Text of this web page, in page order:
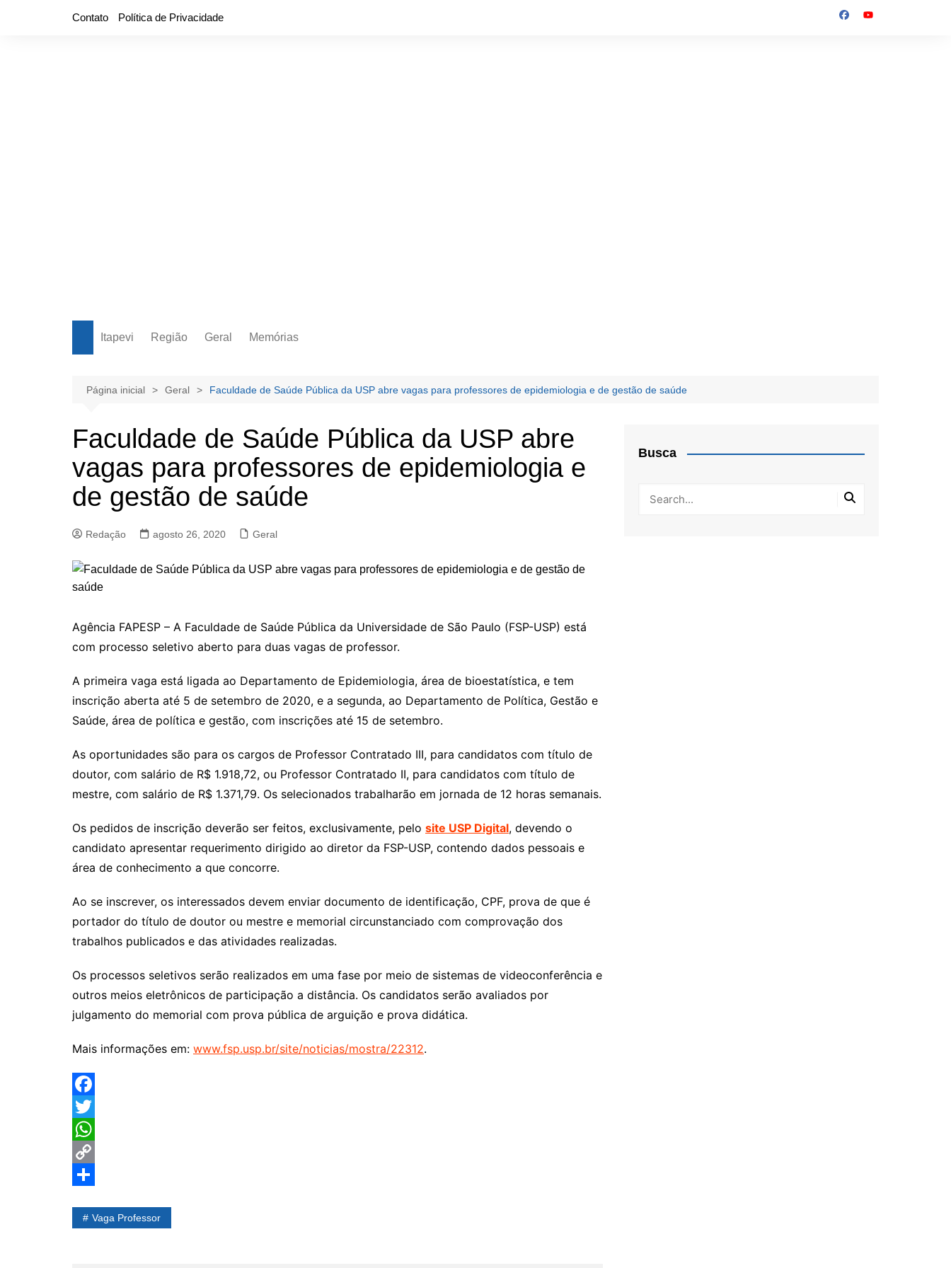
Contato Política de Privacidade
Itapevi Região Geral Memórias
Página inicial Geral Faculdade de Saúde Pública da USP abre vagas para professores de epidemiologia e de gestão de saúde
Faculdade de Saúde Pública da USP abre
vagas para professores de epidemiologia e
de gestão de saúde
Redação agosto 26, 2020 Geral
Agência FAPESP – A Faculdade de Saúde Pública da Universidade de São Paulo (FSP-USP) está
com processo seletivo aberto para duas vagas de professor.
A primeira vaga está ligada ao Departamento de Epidemiologia, área de bioestatística, e tem
inscrição aberta até 5 de setembro de 2020, e a segunda, ao Departamento de Política, Gestão e
Saúde, área de política e gestão, com inscrições até 15 de setembro.
As oportunidades são para os cargos de Professor Contratado III, para candidatos com título de
doutor, com salário de R$ 1.918,72, ou Professor Contratado II, para candidatos com título de
mestre, com salário de R$ 1.371,79. Os selecionados trabalharão em jornada de 12 horas semanais.
Os pedidos de inscrição deverão ser feitos, exclusivamente, pelo site USP Digital, devendo o
candidato apresentar requerimento dirigido ao diretor da FSP-USP, contendo dados pessoais e
área de conhecimento a que concorre.
Ao se inscrever, os interessados devem enviar documento de identificação, CPF, prova de que é
portador do título de doutor ou mestre e memorial circunstanciado com comprovação dos
trabalhos publicados e das atividades realizadas.
Os processos seletivos serão realizados em uma fase por meio de sistemas de videoconferência e
outros meios eletrônicos de participação a distância. Os candidatos serão avaliados por
julgamento do memorial com prova pública de arguição e prova didática.
Mais informações em: www.fsp.usp.br/site/noticias/mostra/22312.
F
a
c
e
T
w
W
hC
Vaga Professor
Busca